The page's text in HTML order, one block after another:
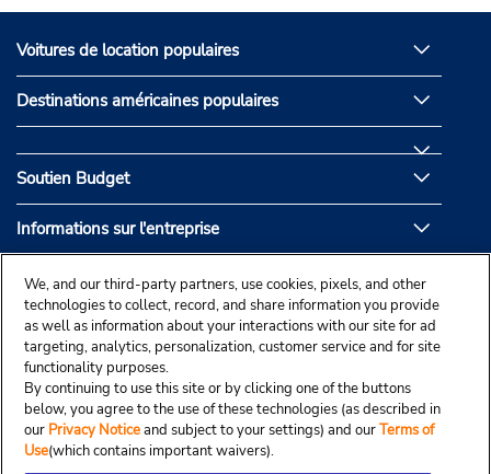
Voitures de location populaires
Destinations américaines populaires
Soutien Budget
Informations sur l'entreprise
Partenaires de Budget
We, and our third-party partners, use cookies, pixels, and other
technologies to collect, record, and share information you provide
as well as information about your interactions with our site for ad
targeting, analytics, personalization, customer service and for site
functionality purposes.
By continuing to use this site or by clicking one of the buttons
below, you agree to the use of these technologies (as described in
our Privacy Noticeand subject to your settings) and ourTerms of
Use(which contains important waivers).